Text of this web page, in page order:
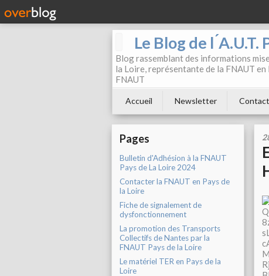
Le Blog de l ́A.U.T.
Blog rassemblant des informations
la Loire, représentante de la FNAUT
FNAUT
Accueil Newsletter Contact
Pages
Bulletin d'Adhésion à la FNAUT
Pays de La Loire 2024
Contacter la FNAUT en Pays de
la Loire
Fiche de signalement de
dysfonctionnement
La promotion des Transports
Collectifs de Nantes par la
FNAUT Pays de la Loire
Le matériel TER en Pays de la
Loire